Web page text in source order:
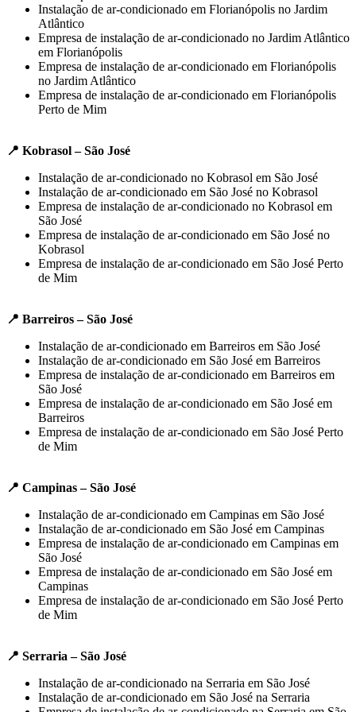
Instalação de ar-condicionado em Florianópolis no Jardim
Atlântico
Empresa de instalação de ar-condicionado no Jardim Atlântico
em Florianópolis
Empresa de instalação de ar-condicionado em Florianópolis
no Jardim Atlântico
Empresa de instalação de ar-condicionado em Florianópolis
Perto de Mim
📍 Kobrasol – São José
Instalação de ar-condicionado no Kobrasol em São José
Instalação de ar-condicionado em São José no Kobrasol
Empresa de instalação de ar-condicionado no Kobrasol em
São José
Empresa de instalação de ar-condicionado em São José no
Kobrasol
Empresa de instalação de ar-condicionado em São José Perto
de Mim
📍 Barreiros – São José
Instalação de ar-condicionado em Barreiros em São José
Instalação de ar-condicionado em São José em Barreiros
Empresa de instalação de ar-condicionado em Barreiros em
São José
Empresa de instalação de ar-condicionado em São José em
Barreiros
Empresa de instalação de ar-condicionado em São José Perto
de Mim
📍 Campinas – São José
Instalação de ar-condicionado em Campinas em São José
Instalação de ar-condicionado em São José em Campinas
Empresa de instalação de ar-condicionado em Campinas em
São José
Empresa de instalação de ar-condicionado em São José em
Campinas
Empresa de instalação de ar-condicionado em São José Perto
de Mim
📍 Serraria – São José
Instalação de ar-condicionado na Serraria em São José
Instalação de ar-condicionado em São José na Serraria